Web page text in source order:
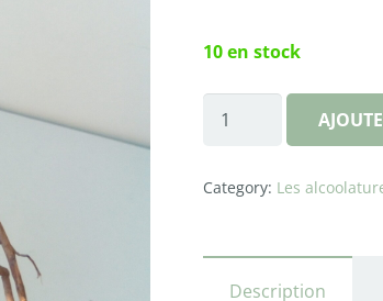
10 en stock
quantité
d'Echinacée
Category: Les
Description